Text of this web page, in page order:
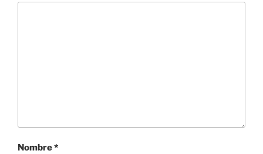
Nombre*